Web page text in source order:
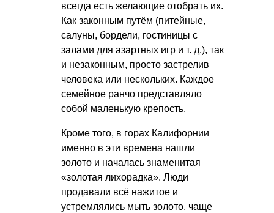
всегда есть желающие отобрать их.
Как законным путём (питейные,
салуны, бордели, гостиницы с
залами для азартных игр и т. д.), так
и незаконным, просто застрелив
человека или нескольких. Каждое
семейное ранчо представляло
собой маленькую крепость.
Кроме того, в горах Калифорнии
именно в эти времена нашли
золото и началась знаменитая
«золотая лихорадка». Люди
продавали всё нажитое и
устремлялись мыть золото, чаще